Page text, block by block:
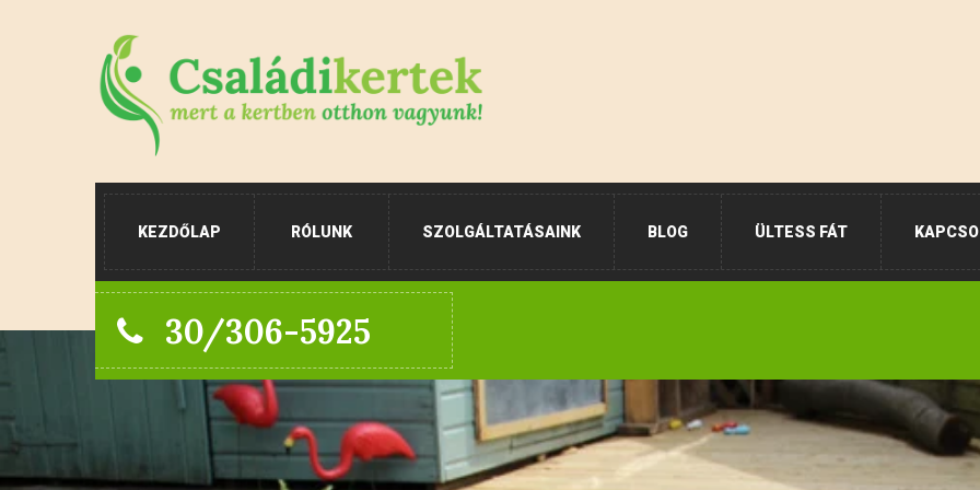
KEZDŐLAP RÓLUNK SZOLGÁLTATÁSAINK BLOG ÜLTESS FÁT
30/306-5925